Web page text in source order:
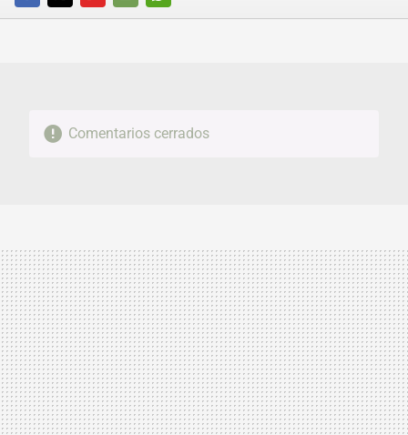
FACEBOOKTWITTERFLIPBOARD
E-
WHATSAPP
Comentarios cerrados